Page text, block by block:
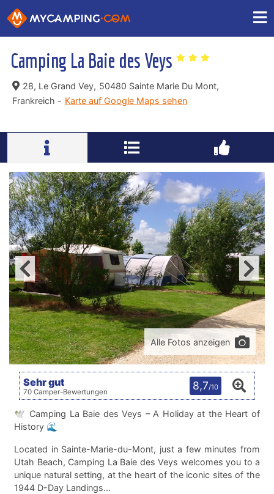
Camping La Baie des Veys
28, Le Grand Vey, 50480 Sainte Marie Du Mont,
Frankreich - Karte auf Google Maps sehen
Alle Fotos anzeigen
Sehr gut
70 Camper-Bewertungen 8,7/10
🕊️ Camping La Baie des Veys – A Holiday at the Heart of
History 🌊
Located in Sainte-Marie-du-Mont, just a few minutes from
Utah Beach, Camping La Baie des Veys welcomes you to a
unique natural setting, at the heart of the iconic sites of the
1944 D-Day Landings…